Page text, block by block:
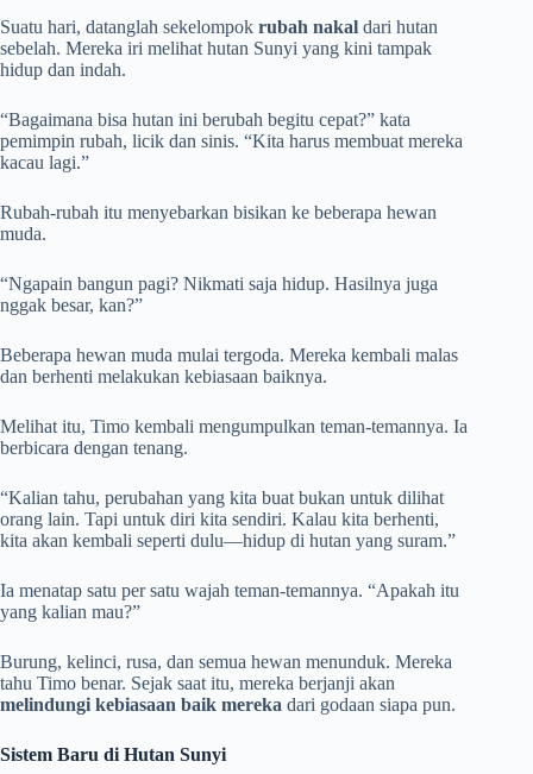
Suatu hari, datanglah sekelompok rubah nakal dari hutan
sebelah. Mereka iri melihat hutan Sunyi yang kini tampak
hidup dan indah.
“Bagaimana bisa hutan ini berubah begitu cepat?” kata
pemimpin rubah, licik dan sinis. “Kita harus membuat mereka
kacau lagi.”
Rubah-rubah itu menyebarkan bisikan ke beberapa hewan
muda.
“Ngapain bangun pagi? Nikmati saja hidup. Hasilnya juga
nggak besar, kan?”
Beberapa hewan muda mulai tergoda. Mereka kembali malas
dan berhenti melakukan kebiasaan baiknya.
Melihat itu, Timo kembali mengumpulkan teman-temannya. Ia
berbicara dengan tenang.
“Kalian tahu, perubahan yang kita buat bukan untuk dilihat
orang lain. Tapi untuk diri kita sendiri. Kalau kita berhenti,
kita akan kembali seperti dulu—hidup di hutan yang suram.”
Ia menatap satu per satu wajah teman-temannya. “Apakah itu
yang kalian mau?”
Burung, kelinci, rusa, dan semua hewan menunduk. Mereka
tahu Timo benar. Sejak saat itu, mereka berjanji akan
melindungi kebiasaan baik mereka dari godaan siapa pun.
Sistem Baru di Hutan Sunyi